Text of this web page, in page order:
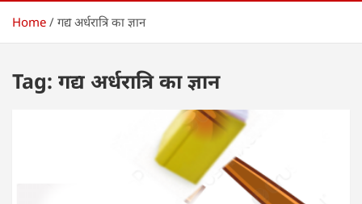
Home गद्य अर्धरात्रि का ज्ञान
Tag: गद्य अर्धरात्रि का ज्ञान